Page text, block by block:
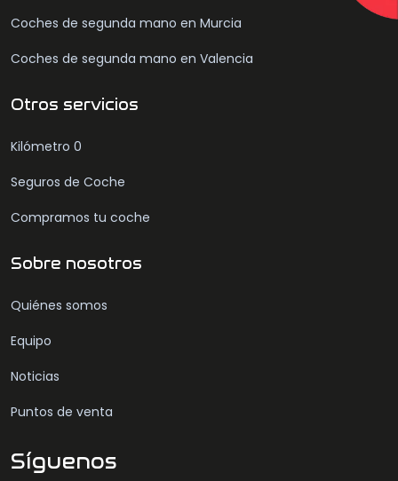
Coches de segunda mano en Murcia
Coches de segunda mano en Valencia
Otros servicios
Kilómetro 0
Seguros de Coche
Compramos tu coche
Sobre nosotros
Quiénes somos
Equipo
Noticias
Puntos de venta
Síguenos